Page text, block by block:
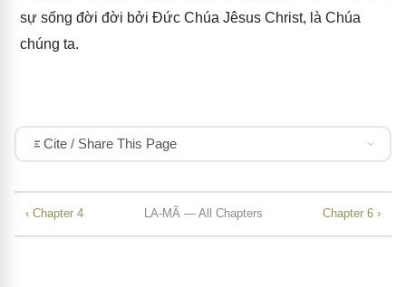
sự sống đời đời bởi Đức Chúa Jêsus Christ, là Chúa
chúng ta.
Cite / Share This Page
‹ Chapter 4 LA-MÃ — All Chapters Chapter 6 ›